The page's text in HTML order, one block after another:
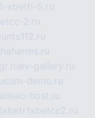
xbetti-5.ru
2.ru
ev-gallery.ru
csm-demo.ru
allseo-host.ru